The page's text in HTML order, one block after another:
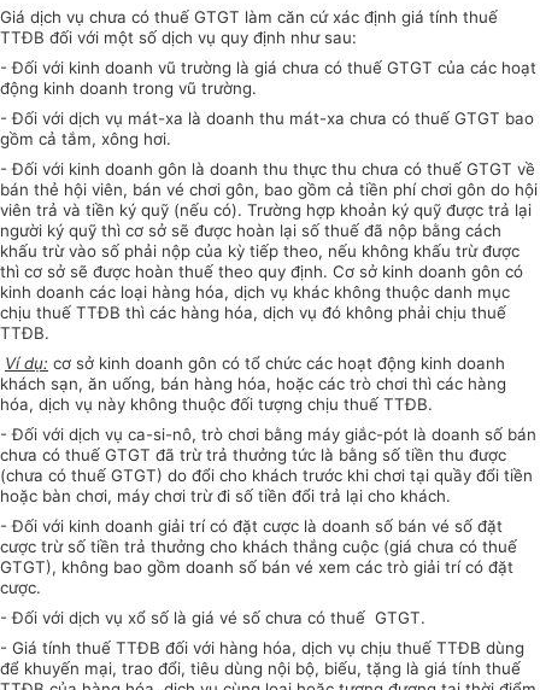
Giá dịch vụ chưa có thuế GTGT làm căn cứ xác định giá tính thuế
TTĐB đối với một số dịch vụ quy định như sau:
- Đối với kinh doanh vũ trường là giá chưa có thuế GTGT của các hoạt
động kinh doanh trong vũ trường.
- Đối với dịch vụ mát-xa là doanh thu mát-xa chưa có thuế GTGT bao
gồm cả tắm, xông hơi.
- Đối với kinh doanh gôn là doanh thu thực thu chưa có thuế GTGT về
bán thẻ hội viên, bán vé chơi gôn, bao gồm cả tiền phí chơi gôn do hội
viên trả và tiền ký quỹ (nếu có). Trường hợp khoản ký quỹ được trả lại
người ký quỹ thì cơ sở sẽ được hoàn lại số thuế đã nộp bằng cách
khấu trừ vào số phải nộp của kỳ tiếp theo, nếu không khấu trừ được
thì cơ sở sẽ được hoàn thuế theo quy định. Cơ sở kinh doanh gôn có
kinh doanh các loại hàng hóa, dịch vụ khác không thuộc danh mục
chịu thuế TTĐB thì các hàng hóa, dịch vụ đó không phải chịu thuế
TTĐB.
Ví dụ: cơ sở kinh doanh gôn có tổ chức các hoạt động kinh doanh
khách sạn, ăn uống, bán hàng hóa, hoặc các trò chơi thì các hàng
hóa, dịch vụ này không thuộc đối tượng chịu thuế TTĐB.
- Đối với dịch vụ ca-si-nô, trò chơi bằng máy giắc-pót là doanh số bán
chưa có thuế GTGT đã trừ trả thưởng tức là bằng số tiền thu được
(chưa có thuế GTGT) do đổi cho khách trước khi chơi tại quầy đổi tiền
hoặc bàn chơi, máy chơi trừ đi số tiền đổi trả lại cho khách.
- Đối với kinh doanh giải trí có đặt cược là doanh số bán vé số đặt
cược trừ số tiền trả thưởng cho khách thắng cuộc (giá chưa có thuế
GTGT), không bao gồm doanh số bán vé xem các trò giải trí có đặt
cược.
- Đối với dịch vụ xổ số là giá vé số chưa có thuế GTGT.
- Giá tính thuế TTĐB đối với hàng hóa, dịch vụ chịu thuế TTĐB dùng
để khuyến mại, trao đổi, tiêu dùng nội bộ, biếu, tặng là giá tính thuế